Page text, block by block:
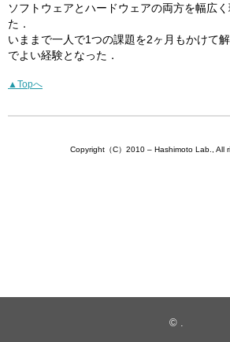
ソフトウェアとハードウェアの両方を幅広
た．
いままで一人で1つの課題を2ヶ月もかけて
でよい経験となった．
▲Topへ
Copyright（C）2010 – Hashimoto Lab., All
©